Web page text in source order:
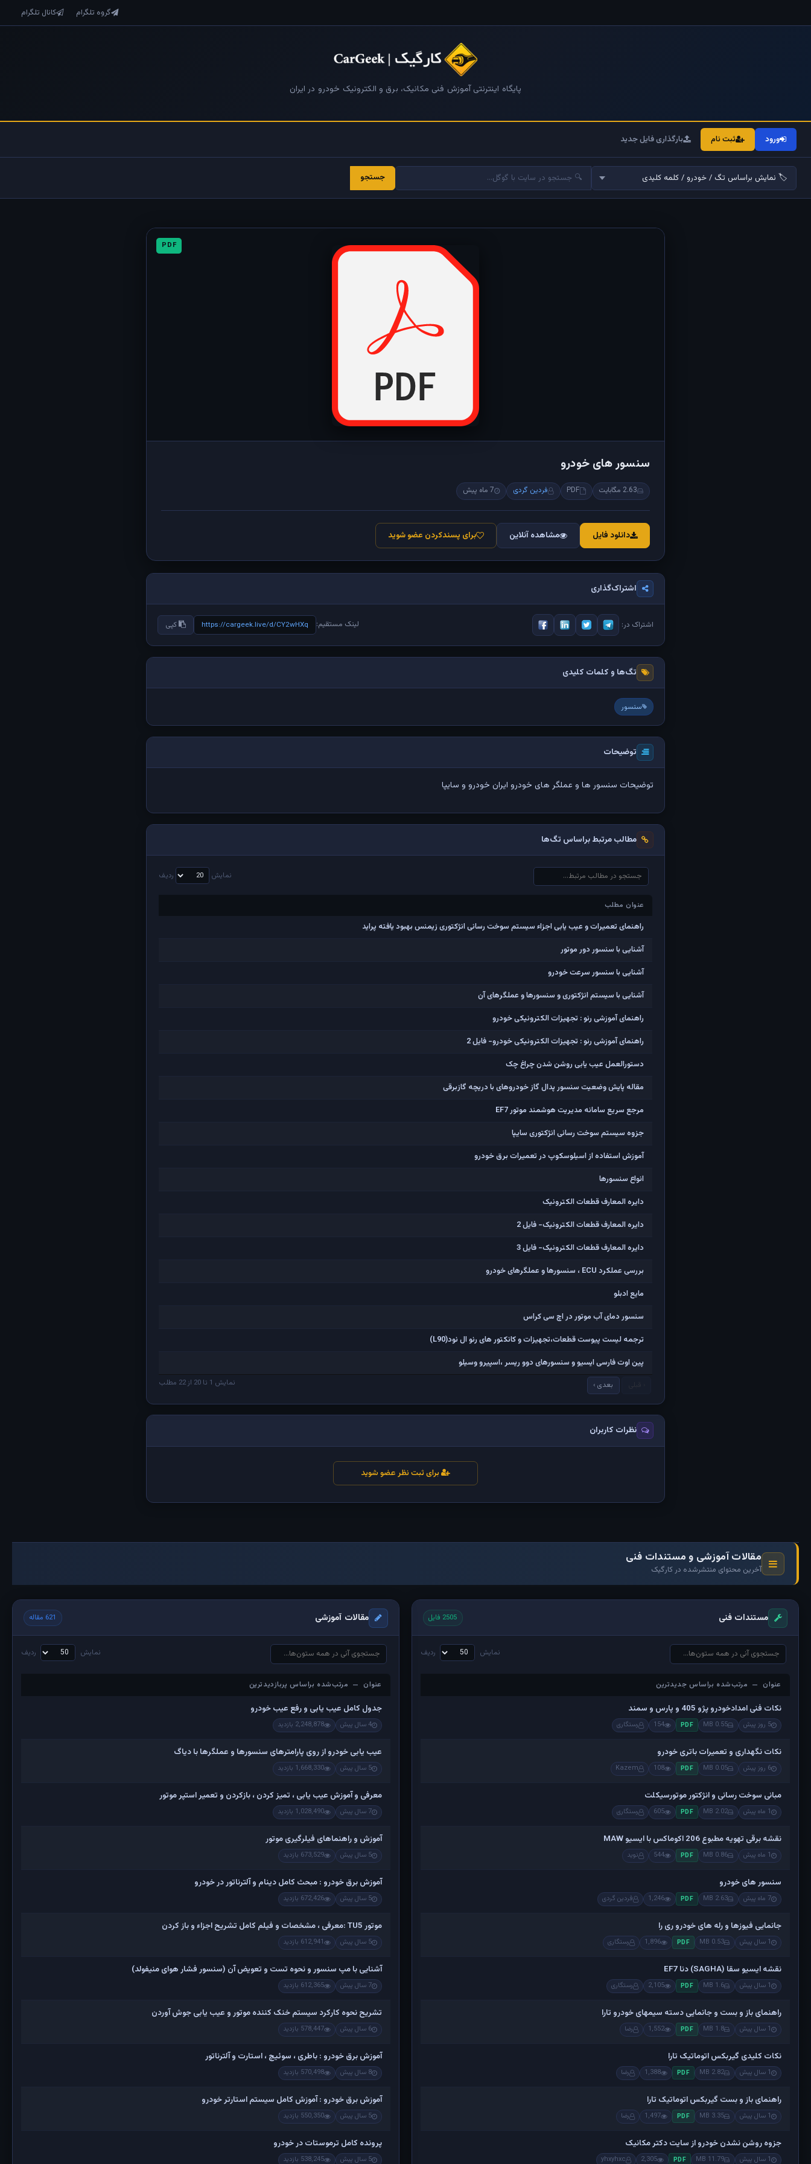
گروه تلگرام کانال تلگرام
پایگاه اینترنتی آموزش فنی مکانیک، برق و الکترونیک خودرو در ایران
ورود ثبت نام بارگذاری فایل جدید
جستجو
PDF
سنسور های خودرو
2.63 مگابایت PDF فردین گردی 7 ماه پیش
دانلود فایل مشاهده آنلاین برای پسندکردن عضو شوید
اشتراک‌گذاری
اشتراک در: لینک مستقیم: https://cargeek.live/d/CY2wHXq کپی
تگ‌ها و کلمات کلیدی
سنسور
توضیحات
توضیحات سنسور ها و عملگر های خودرو ایران خودرو و سایپا
مطالب مرتبط براساس تگ‌ها
نمایش ردیف
عنوان مطلب
عنوان مطلب
راهنمای تعمیرات و عیب یابی اجزاء سیستم سوخت رسانی انژکتوری زیمنس بهبود یافته پراید
آشنایی با سنسور دور موتور
آشنایی با سنسور سرعت خودرو
آشنایی با سیستم انژکتوری و سنسورها و عملگرهای آن
راهنمای آموزشی رنو : تجهیزات الکترونیکی خودرو
راهنمای آموزشی رنو : تجهیزات الکترونیکی خودرو- فایل 2
دستورالعمل عیب یابی روشن شدن چراغ چک
مقاله پایش وضعیت سنسور پدال گاز خودروهای با دریچه گازبرقی
مرجع سریع سامانه مدیریت هوشمند موتور EF7
جزوه سیستم سوخت رسانی انژکتوری سایپا
آموزش استفاده از اسیلوسکوپ در تعمیرات برق خودرو
انواع سنسورها
دایره المعارف قطعات الکترونیک
دایره المعارف قطعات الکترونیک- فایل 2
دایره المعارف قطعات الکترونیک- فایل 3
بررسی عملکرد ECU ، سنسورها و عملگرهای خودرو
مایع ادبلو
سنسور دمای آب موتور در اچ سی کراس
ترجمه لیست پیوست قطعات،تجهیزات و کانکتور های رنو ال نود(L90)
پین اوت فارسی ایسیو و سنسورهای دوو ریسر ،اسپیرو وسیلو
نمایش 1 تا 20 از 22 مطلب بعدی ›
نظرات کاربران
برای ثبت نظر عضو شوید
مقالات آموزشی و مستندات فنی
آخرین محتوای منتشرشده در کارگیک
مستندات فنی 2505 فایل
نمایش ردیف
عنوان — مرتب‌شده براساس جدیدترین
عنوان — مرتب‌شده براساس جدیدترین
نکات فنی امدادخودرو پژو 405 و پارس و سمند
5 روز پیش 0.55 MB
PDF
154 رستگاری
نکات نگهداری و تعمیرات باتری خودرو
6 روز پیش 0.05 MB
PDF
108
Kazem
مبانی سوخت رسانی و انژکتور موتورسیکلت
1 ماه پیش 2.02 MB
PDF
605 رستگاری
نقشه برقی تهویه مطبوع 206 اکوماکس با ایسیو MAW
1 ماه پیش 0.86 MB
PDF
544 نوید
سنسور های خودرو
7 ماه پیش 2.63 MB
PDF
1,246 فردین گردی
جانمایی فیوزها و رله های خودرو ری را
1 سال پیش 0.53 MB
PDF
1,896 رستگاری
نقشه ایسیو سقا (SAGHA) دنا EF7
1 سال پیش 1.6 MB
PDF
2,105 رستگاری
راهنمای باز و بست و جانمایی دسته سیمهای خودرو تارا
1 سال پیش 1.8 MB
PDF
1,552 رضا
نکات کلیدی گیربکس اتوماتیک تارا
1 سال پیش 2.82 MB
PDF
1,388 رضا
راهنمای باز و بست گیربکس اتوماتیک تارا
1 سال پیش 3.35 MB
PDF
1,497 رضا
جزوه روشن نشدن خودرو از سایت دکتر مکانیک
1 سال پیش 11.79 MB
PDF
2,305
yhxyhxc
مقالات آموزشی 621 مقاله
نمایش ردیف
عنوان — مرتب‌شده براساس پربازدیدترین
عنوان — مرتب‌شده براساس پربازدیدترین
جدول کامل عیب یابی و رفع عیب خودرو
4 سال پیش 2,248,878 بازدید
عیب یابی خودرو از روی پارامترهای سنسورها و عملگرها با دیاگ
5 سال پیش 1,668,330 بازدید
معرفی و آموزش عیب یابی ، تمیز کردن ، بازکردن و تعمیر استپر موتور
7 سال پیش 1,028,490 بازدید
آموزش و راهنماهای فیلرگیری موتور
5 سال پیش 673,529 بازدید
آموزش برق خودرو : مبحث کامل دینام و آلترناتور در خودرو
5 سال پیش 672,426 بازدید
موتور TU5 :معرفی ، مشخصات و فیلم کامل تشریح اجزاء و باز کردن
5 سال پیش 612,941 بازدید
آشنایی با مپ سنسور و نحوه تست و تعویض آن (سنسور فشار هوای منیفولد)
7 سال پیش 612,365 بازدید
تشریح نحوه کارکرد سیستم خنک کننده موتور و عیب یابی جوش آوردن
6 سال پیش 578,447 بازدید
آموزش برق خودرو : باطری ، سوئیچ ، استارت و آلترناتور
8 سال پیش 570,498 بازدید
آموزش برق خودرو : آموزش کامل سیستم استارتر خودرو
5 سال پیش 550,350 بازدید
پرونده کامل ترموستات در خودرو
5 سال پیش 538,245 بازدید